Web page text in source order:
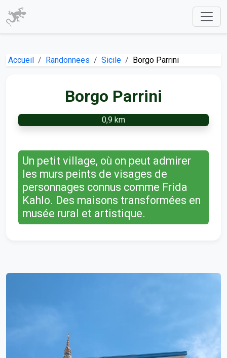
Accueil Randonnees Sicile Borgo Parrini
Borgo Parrini
0,9 km
Un petit village, où on peut admirer
les murs peints de visages de
personnages connus comme Frida
Kahlo. Des maisons transformées en
musée rural et artistique.